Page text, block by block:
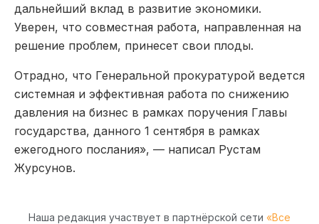
дальнейший вклад в развитие экономики.
Уверен, что совместная работа, направленная на
решение проблем, принесет свои плоды.
Отрадно, что Генеральной прокуратурой ведется
системная и эффективная работа по снижению
давления на бизнес в рамках поручения Главы
государства, данного 1 сентября в рамках
ежегодного послания», — написал Рустам
Журсунов.
Наша редакция участвует в партнёрской сети «Все